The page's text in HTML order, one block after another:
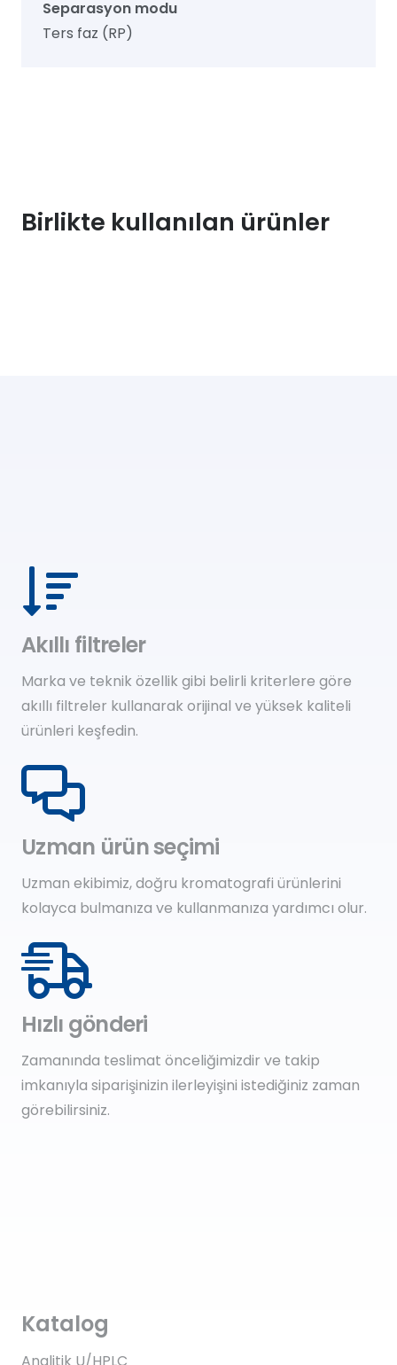
Separasyon modu
Ters faz (RP)
Birlikte kullanılan ürünler
Akıllı filtreler
Marka ve teknik özellik gibi belirli kriterlere göre
akıllı filtreler kullanarak orijinal ve yüksek kaliteli
ürünleri keşfedin.
Uzman ürün seçimi
Uzman ekibimiz, doğru kromatografi ürünlerini
kolayca bulmanıza ve kullanmanıza yardımcı olur.
Hızlı gönderi
Zamanında teslimat önceliğimizdir ve takip
imkanıyla siparişinizin ilerleyişini istediğiniz zaman
görebilirsiniz.
Katalog
Analitik U/HPLC